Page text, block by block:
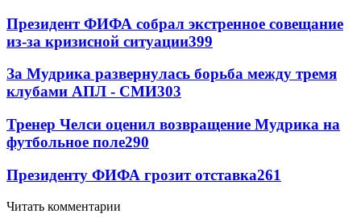
Президент ФИФА собрал экстренное совещание
из-за кризисной ситуации399
За Мудрика развернулась борьба между тремя
клубами АПЛ - СМИ303
Тренер Челси оценил возвращение Мудрика на
футбольное поле290
Президенту ФИФА грозит отставка261
Читать комментарии